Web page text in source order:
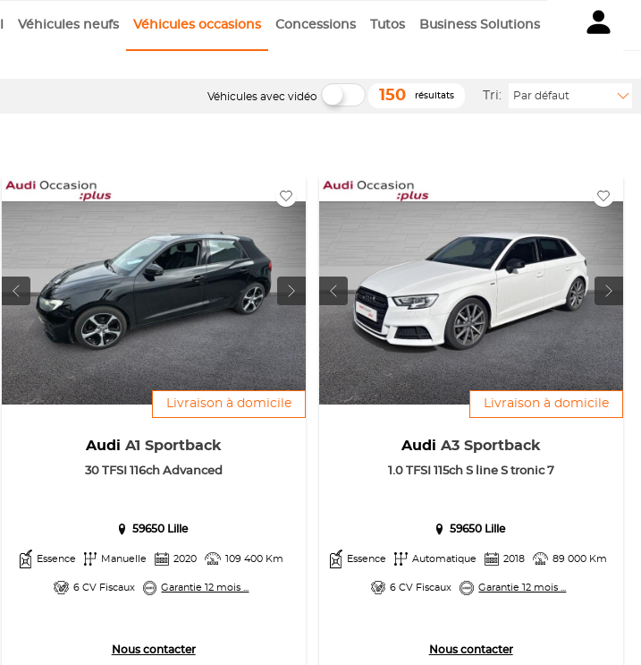
Véhicules neufs Véhicules occasions Concessions Tutos Business Solutions
Tri: Par défaut
Véhicules avec vidéo 150 résultats
Livraison à domicile
Audi A1 Sportback
30 TFSI 116ch Advanced
59650 Lille
Essence Manuelle 2020 109 400 Km
6 CV Fiscaux Garantie 12 mois ...
Nous contacter
Livraison à domicile
Audi A3 Sportback
1.0 TFSI 115ch S line S tronic 7
59650 Lille
Essence Automatique 2018 89 000 Km
6 CV Fiscaux Garantie 12 mois ...
Nous contacter